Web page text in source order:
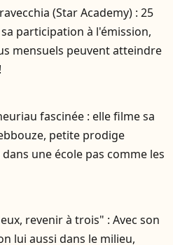
(Star Academy) : 25
participation à l'émission,
mensuels peuvent atteindre
fascinée : elle filme sa
petite prodige
une école pas comme les
revenir à trois" : Avec son
lui aussi dans le milieu,